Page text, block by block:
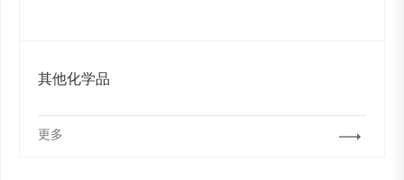
其他化学品
更多